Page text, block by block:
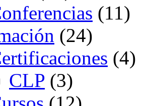
(11)
(24)
(4)
CLP (3)